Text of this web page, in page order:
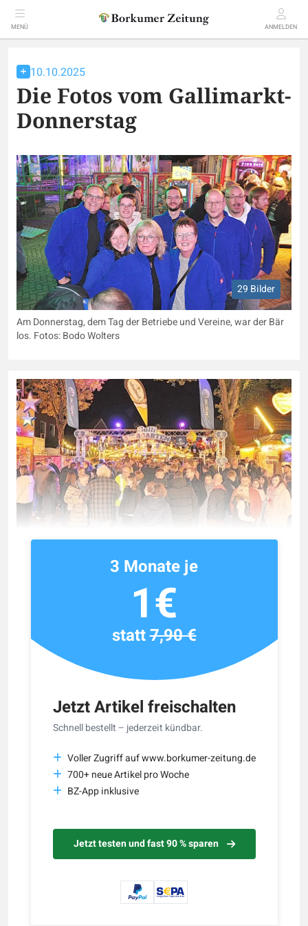
MENÜ ANMELDEN
10.10.2025
Die Fotos vom Gallimarkt-
Donnerstag
29 Bilder
Am Donnerstag, dem Tag der Betriebe und Vereine, war der Bär
los. Fotos: Bodo Wolters
Jetzt Artikel freischalten
Schnell bestellt – jederzeit kündbar.
Voller Zugriff auf www.borkumer-zeitung.de
700+ neue Artikel pro Woche
BZ-App inklusive
Jetzt testen und fast 90 % sparen
3 Monate je
1€
statt7,90 €